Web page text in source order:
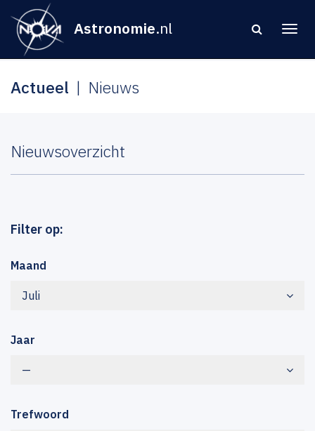
Astronomie.nl
Actueel Nieuws
Nieuwsoverzicht
Filter op:
Maand
Juli
Jaar
—
Trefwoord